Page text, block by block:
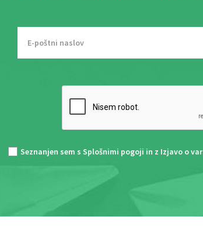
Seznanjen sem s Splošnimi pogoji in z Izjavo o